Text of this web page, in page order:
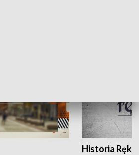
Historia Ręką